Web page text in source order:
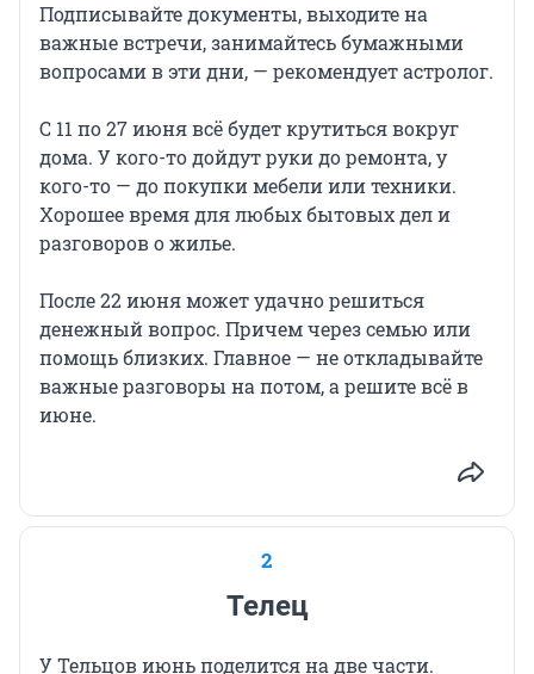
Подписывайте документы, выходите на
важные встречи, занимайтесь бумажными
вопросами в эти дни, — рекомендует астролог.
С 11 по 27 июня всё будет крутиться вокруг
дома. У кого-то дойдут руки до ремонта, у
кого-то — до покупки мебели или техники.
Хорошее время для любых бытовых дел и
разговоров о жилье.
После 22 июня может удачно решиться
денежный вопрос. Причем через семью или
помощь близких. Главное — не откладывайте
важные разговоры на потом, а решите всё в
июне.
2
Телец
У Тельцов июнь поделится на две части.